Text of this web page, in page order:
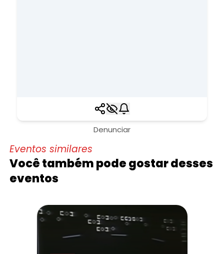
Denunciar
Eventos similares
Você também pode gostar desses
eventos